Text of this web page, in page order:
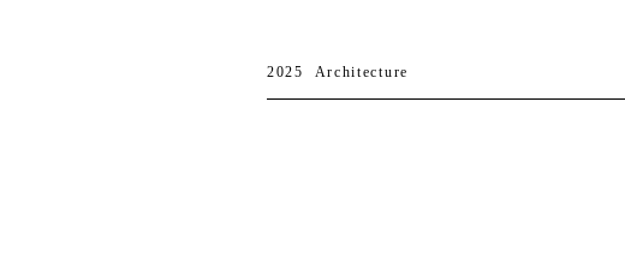
2025 Architecture